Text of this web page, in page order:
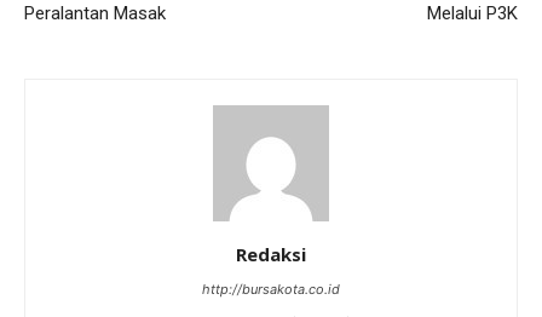
Peralantan Masak
Melalui P3K
Redaksi
http://bursakota.co.id